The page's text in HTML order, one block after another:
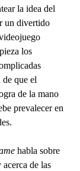
la idea del
un divertido
los
de que el
de la mano
prevalecer en
habla sobre
de las